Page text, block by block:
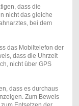
dass die
nicht das gleiche
bei dem
das Mobiltelefon der
dass die Uhrzeit
nicht über GPS
dass es durchaus
Zum Beweis